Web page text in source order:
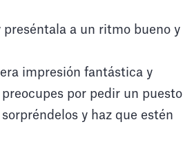
a un ritmo bueno y
impresión fantástica y
por pedir un puesto
y haz que estén